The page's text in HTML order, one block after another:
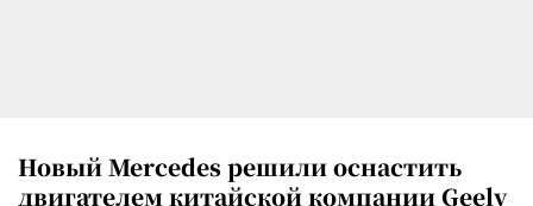
Новый Mercedes решили оснастить
двигателем китайской компании Geely